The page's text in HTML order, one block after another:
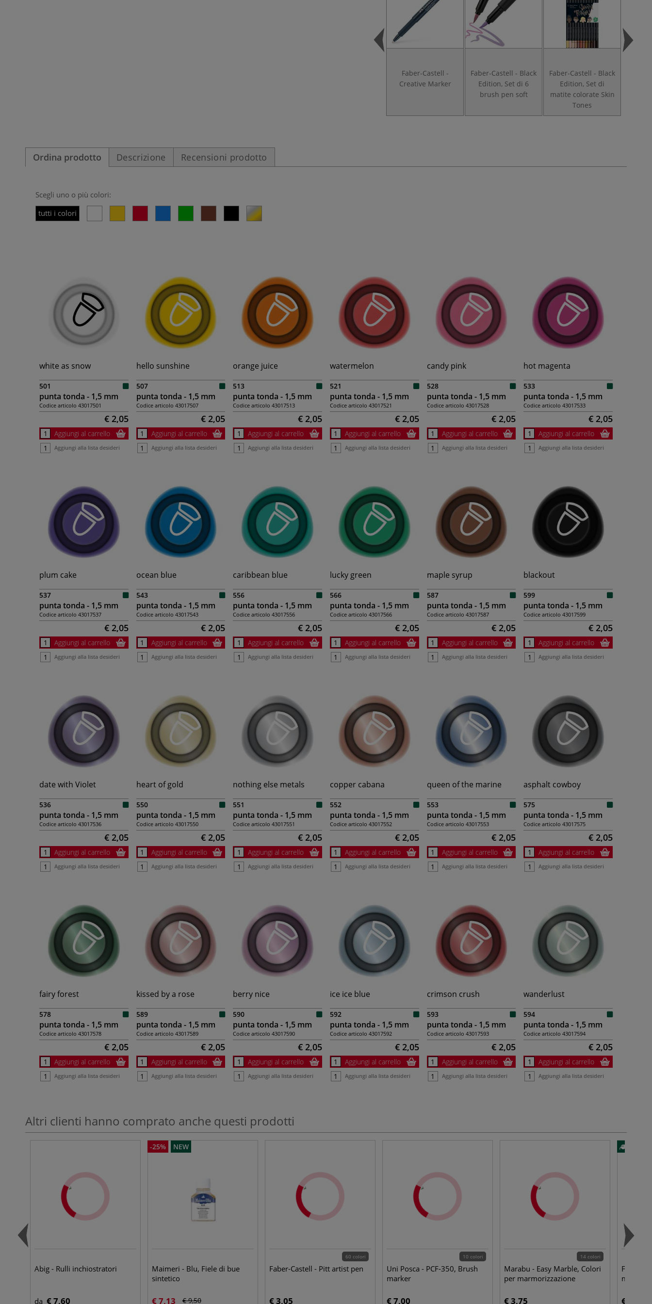
Faber-Castell -
Creative Marker
Faber-Castell - Black
Edition, Set di 6
brush pen soft
Faber-Castell - Black
Edition, Set di
matite colorate Skin
Tones
Ordina prodotto Descrizione Recensioni prodotto
Scegli uno o più colori:
tutti i colori
white as snow
501
punta tonda - 1,5 mm
Codice articolo 43017501
€ 2,05
Aggiungi al carrello
Aggiungi alla lista desideri
hello sunshine
507
punta tonda - 1,5 mm
Codice articolo 43017507
€ 2,05
Aggiungi al carrello
Aggiungi alla lista desideri
orange juice
513
punta tonda - 1,5 mm
Codice articolo 43017513
€ 2,05
Aggiungi al carrello
Aggiungi alla lista desideri
watermelon
521
punta tonda - 1,5 mm
Codice articolo 43017521
€ 2,05
Aggiungi al carrello
Aggiungi alla lista desideri
candy pink
528
punta tonda - 1,5 mm
Codice articolo 43017528
€ 2,05
Aggiungi al carrello
Aggiungi alla lista desideri
hot magenta
533
punta tonda - 1,5 mm
Codice articolo 43017533
€ 2,05
Aggiungi al carrello
Aggiungi alla lista desideri
plum cake
537
punta tonda - 1,5 mm
Codice articolo 43017537
€ 2,05
Aggiungi al carrello
Aggiungi alla lista desideri
ocean blue
543
punta tonda - 1,5 mm
Codice articolo 43017543
€ 2,05
Aggiungi al carrello
Aggiungi alla lista desideri
caribbean blue
556
punta tonda - 1,5 mm
Codice articolo 43017556
€ 2,05
Aggiungi al carrello
Aggiungi alla lista desideri
lucky green
566
punta tonda - 1,5 mm
Codice articolo 43017566
€ 2,05
Aggiungi al carrello
Aggiungi alla lista desideri
maple syrup
587
punta tonda - 1,5 mm
Codice articolo 43017587
€ 2,05
Aggiungi al carrello
Aggiungi alla lista desideri
blackout
599
punta tonda - 1,5 mm
Codice articolo 43017599
€ 2,05
Aggiungi al carrello
Aggiungi alla lista desideri
date with Violet
536
punta tonda - 1,5 mm
Codice articolo 43017536
€ 2,05
Aggiungi al carrello
Aggiungi alla lista desideri
heart of gold
550
punta tonda - 1,5 mm
Codice articolo 43017550
€ 2,05
Aggiungi al carrello
Aggiungi alla lista desideri
nothing else metals
551
punta tonda - 1,5 mm
Codice articolo 43017551
€ 2,05
Aggiungi al carrello
Aggiungi alla lista desideri
copper cabana
552
punta tonda - 1,5 mm
Codice articolo 43017552
€ 2,05
Aggiungi al carrello
Aggiungi alla lista desideri
queen of the marine
553
punta tonda - 1,5 mm
Codice articolo 43017553
€ 2,05
Aggiungi al carrello
Aggiungi alla lista desideri
asphalt cowboy
575
punta tonda - 1,5 mm
Codice articolo 43017575
€ 2,05
Aggiungi al carrello
Aggiungi alla lista desideri
fairy forest
578
punta tonda - 1,5 mm
Codice articolo 43017578
€ 2,05
Aggiungi al carrello
Aggiungi alla lista desideri
kissed by a rose
589
punta tonda - 1,5 mm
Codice articolo 43017589
€ 2,05
Aggiungi al carrello
Aggiungi alla lista desideri
berry nice
590
punta tonda - 1,5 mm
Codice articolo 43017590
€ 2,05
Aggiungi al carrello
Aggiungi alla lista desideri
ice ice blue
592
punta tonda - 1,5 mm
Codice articolo 43017592
€ 2,05
Aggiungi al carrello
Aggiungi alla lista desideri
crimson crush
593
punta tonda - 1,5 mm
Codice articolo 43017593
€ 2,05
Aggiungi al carrello
Aggiungi alla lista desideri
wanderlust
594
punta tonda - 1,5 mm
Codice articolo 43017594
€ 2,05
Aggiungi al carrello
Aggiungi alla lista desideri
Altri clienti hanno comprato anche questi prodotti
Abig - Rulli inchiostratori
da € 7,60
-25% NEW
Maimeri - Blu, Fiele di bue
sintetico
€ 7,13 € 9,50
60 colori
Faber-Castell - Pitt artist pen
€ 3,05
10 colori
Uni Posca - PCF-350, Brush
marker
€ 7,00
14 colori
Marabu - Easy Marble, Colori
per marmorizzazione
€ 3,75
Faber-
matita
€ 2,30